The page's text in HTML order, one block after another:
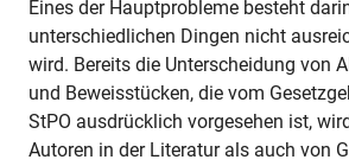
Eines der Hauptprobleme besteht
unterschiedlichen Dingen nicht
wird. Bereits die Unterscheidung von
und Beweisstücken, die vom
StPO ausdrücklich vorgesehen ist,
Autoren in der Literatur als auch von